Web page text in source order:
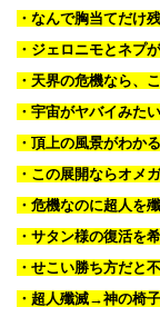
・なんで胸当てだけ
・ジェロニモとネプ
・天界の危機なら、
・宇宙がヤバイみた
・頂上の風景がわか
・この展開ならオメ
・危機なのに超人を
・サタン様の復活を
・せこい勝ち方だと
・超人殲滅→神の椅